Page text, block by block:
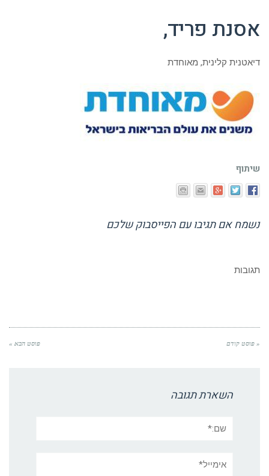
אסנת פריד,
דיאטנית קלינית, מאוחדת
שיתוף
נשמח אם תגיבו עם הפייסבוק שלכם
תגובות
« פוסט קודם פוסט הבא »
השארת תגובה